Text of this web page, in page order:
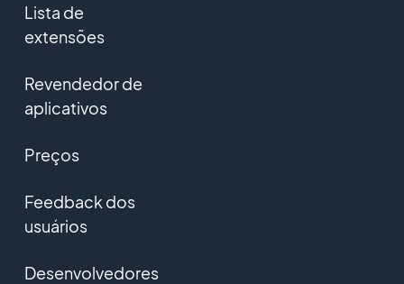
Lista de
extensões
Revendedor de
aplicativos
Preços
Feedback dos
usuários
Desenvolvedores